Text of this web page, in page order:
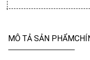
MÔ TẢ SẢN PHẨM